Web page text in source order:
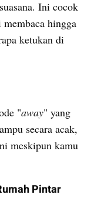
Ini cocok
hingga
ketukan di
"away" yang
secara acak,
meskipun kamu
Pintar